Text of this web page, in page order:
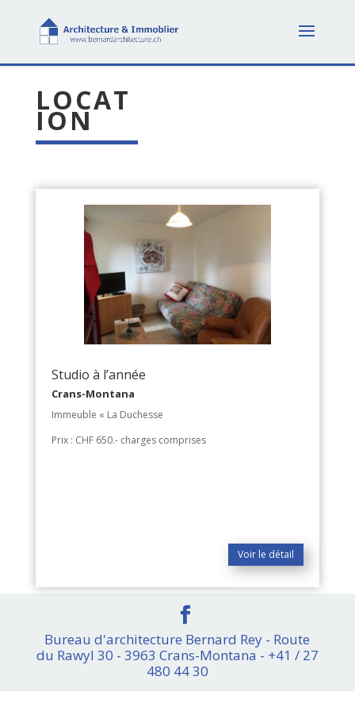
LOCAT
ION
Studio à l’année
Crans-Montana
Immeuble « La Duchesse
Prix : CHF 650.- charges comprises
Voir le détail
Bureau d'architecture Bernard Rey - Route
du Rawyl 30 - 3963 Crans-Montana - +41 / 27
480 44 30